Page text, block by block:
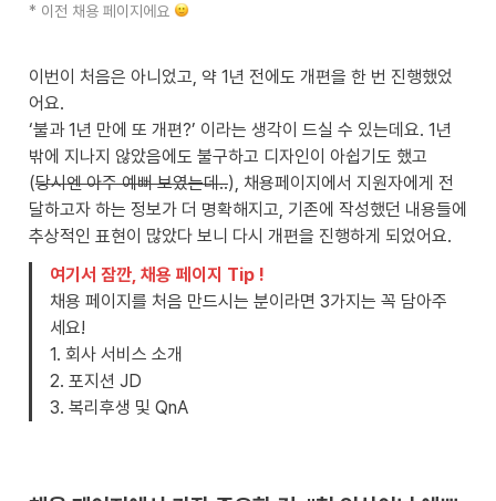
* 이전 채용 페이지에요
이번이 처음은 아니었고, 약 1년 전에도 개편을 한 번 진행했었
어요.
‘불과 1년 만에 또 개편?’ 이라는 생각이 드실 수 있는데요. 1년
밖에 지나지 않았음에도 불구하고 디자인이 아쉽기도 했고
(당시엔 아주 예뻐 보였는데..), 채용페이지에서 지원자에게 전
달하고자 하는 정보가 더 명확해지고, 기존에 작성했던 내용들에
추상적인 표현이 많았다 보니 다시 개편을 진행하게 되었어요.
여기서 잠깐, 채용 페이지 Tip !
채용 페이지를 처음 만드시는 분이라면 3가지는 꼭 담아주
세요!
1. 회사 서비스 소개
2. 포지션 JD
3. 복리후생 및 QnA